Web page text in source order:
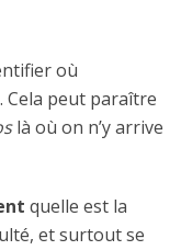
où
Cela peut paraître
là où on n’y arrive
quelle est la
et surtout se